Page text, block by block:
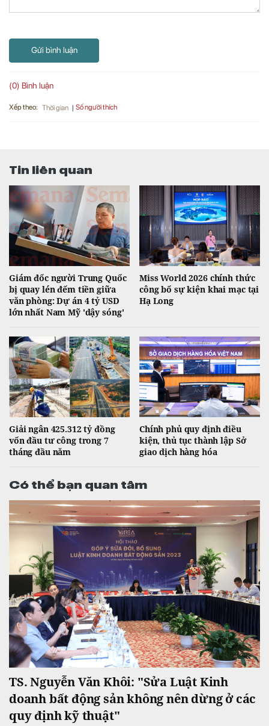
Gửi bình luận
(0) Bình luận
Xếp theo: Thời gian Số người thích
Tin liên quan
Giám đốc người Trung Quốc
bị quay lén đếm tiền giữa
văn phòng: Dự án 4 tỷ USD
lớn nhất Nam Mỹ 'dậy sóng'
Miss World 2026 chính thức
công bố sự kiện khai mạc tại
Hạ Long
Giải ngân 425.312 tỷ đồng
vốn đầu tư công trong 7
tháng đầu năm
Chính phủ quy định điều
kiện, thủ tục thành lập Sở
giao dịch hàng hóa
Có thể bạn quan tâm
TS. Nguyễn Văn Khôi: "Sửa Luật Kinh
doanh bất động sản không nên dừng ở các
quy định kỹ thuật"